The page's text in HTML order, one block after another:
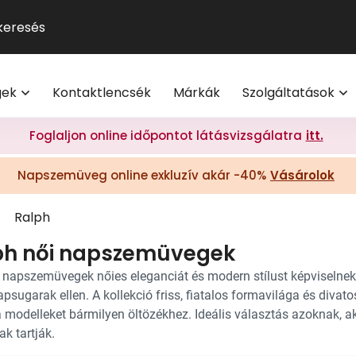
Kontaktlencsék Márkák Szolgáltatások
akció 20% I Vision Express Webshop
online | Vision Express webshop
Olvasó- és
Érdekességek
Tippek a
GYIK
Polaroid
További világmárkák
Kollekciók
Napszemüveg Outlet
Törzsvásárlói ajánlatok
Ray-Ban
Világmárkák
Foglaljon online időpontot látásvizsgálatra itt.
Napszemüveg online exkluzív akár -40% Vásárolok
Ralph
női napszemüvegek
napszemüvegek nőies eleganciát és modern stílust
ellen. A kollekció friss, fiatalos formavilága és
modelleket bármilyen öltözékhez. Ideális választás azoknak,
tartják.